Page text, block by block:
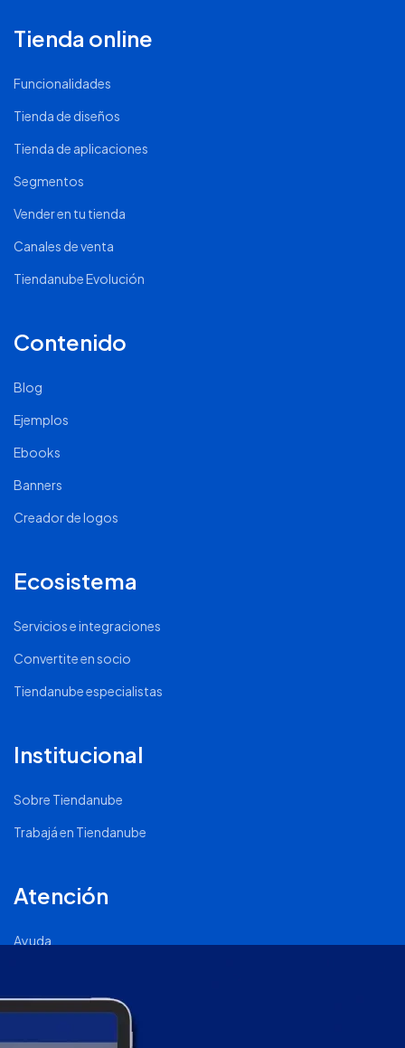
Tienda online
Funcionalidades
Tienda de diseños
Tienda de aplicaciones
Segmentos
Vender en tu tienda
Canales de venta
Tiendanube Evolución
Contenido
Blog
Ejemplos
Ebooks
Banners
Creador de logos
Ecosistema
Servicios e integraciones
Convertite en socio
Tiendanube especialistas
Institucional
Sobre Tiendanube
Trabajá en Tiendanube
Atención
Ayuda
Página de Status